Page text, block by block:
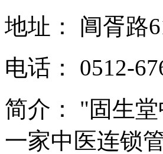
地址： 阊胥路
电话：
0512-
简介：
"固生
一家中医连锁